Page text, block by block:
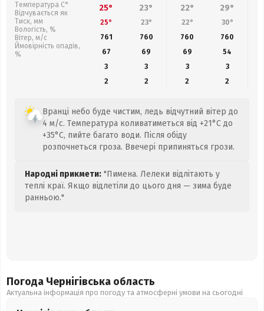
Температура С°
Відчувається як
Тиск, мм
Вологість, %
Вітер, м/с
Ймовірність опадів,
%
25° 23° 22° 29°
25° 23° 22° 30°
761
760 760 760
67
69 69 54
3
3 3
3
2
2 2 2
Вранці небо буде чистим, ледь відчутний вітер до
4 м/с. Температура коливатиметься від +21°C до
+35°C, пийте багато води. Після обіду
розпочнеться гроза. Ввечері припиняться грози.
Народні прикмети: "Пимена. Лелеки відлітають у
теплі краї. Якщо відлетіли до цього дня — зима буде
ранньою."
Погода Чернігівська область
Актуальна інформація про погоду та атмосферні умови на сьогодні